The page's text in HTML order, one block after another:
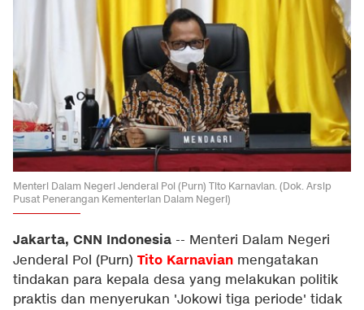
Menteri Dalam Negeri Jenderal Pol (Purn) Tito Karnavian. (Dok. Arsip
Pusat Penerangan Kementerian Dalam Negeri)
Jakarta, CNN Indonesia -- Menteri Dalam Negeri
Jenderal Pol (Purn) Tito Karnavian mengatakan
tindakan para kepala desa yang melakukan politik
praktis dan menyerukan 'Jokowi tiga periode' tidak